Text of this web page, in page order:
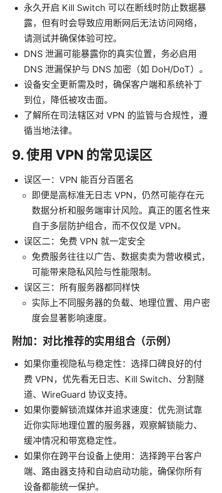
永久开启 Kill Switch 可以在断线时防止数据暴
露，但有时会导致应用断网后无法访问网络，
请测试并确保体验可控。
DNS 泄漏可能暴露你的真实位置，务必启用
DNS 泄漏保护与 DNS 加密（如 DoH/DoT）。
设备安全更新需及时，确保客户端和系统补丁
到位，降低被攻击面。
了解所在司法辖区对 VPN 的监管与合规性，遵
循当地法律。
9. 使用 VPN 的常见误区
误区一：VPN 能百分百匿名
即便是高标准无日志 VPN，仍然可能存在元
数据分析和服务端审计风险。真正的匿名性来
自于多层防护组合，而不仅仅是 VPN。
误区二：免费 VPN 就一定安全
免费服务往往以广告、数据卖卖为营收模式，
可能带来隐私风险与性能限制。
误区三：所有服务器都同样快
实际上不同服务器的负载、地理位置、用户密
度会显著影响速度。
附加：对比推荐的实用组合（示例）
如果你重视隐私与稳定性：选择口碑良好的付
费 VPN，优先看无日志、Kill Switch、分割隧
道、WireGuard 协议支持。
如果你要解锁流媒体并追求速度：优先测试靠
近你实际地理位置的服务器，观察解锁能力、
缓冲情况和带宽稳定性。
如果你在跨平台设备上使用：选择跨平台客户
端、路由器支持和自动启动功能，确保你所有
设备都能统一保护。